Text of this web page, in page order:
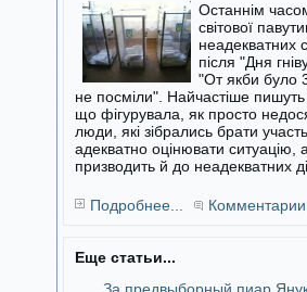
Останнім
світової
неадекватних
після "Дня
"От якби було
не посміли". Найчастіше
що фігурувала, як просто
люди, які зібрались брати
адекватно оцінювати ситуацію,
призводить й до неадекватних
Подробнее...
Еще статьи...